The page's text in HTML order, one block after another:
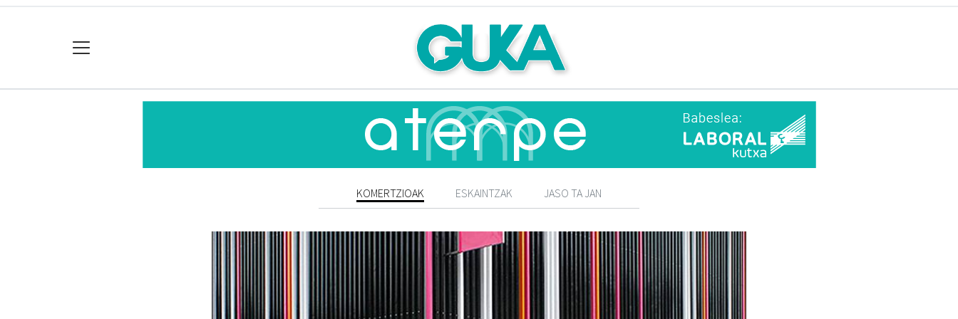
KOMERTZIOAK ESKAINTZAK JASO TA JAN